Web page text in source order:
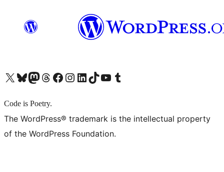
X (旧 Twitter) アカウントへBluesky アカウントへMastodon アカウントへThreads アカウントへ Facebook ページへInstagram アカウントへ LinkedIn アカウントへTikTok アカウントへYouTube チャンネルへ Tumblr アカウントへ
Code is Poetry.
The WordPress® trademark is the intellectual property
of the WordPress Foundation.